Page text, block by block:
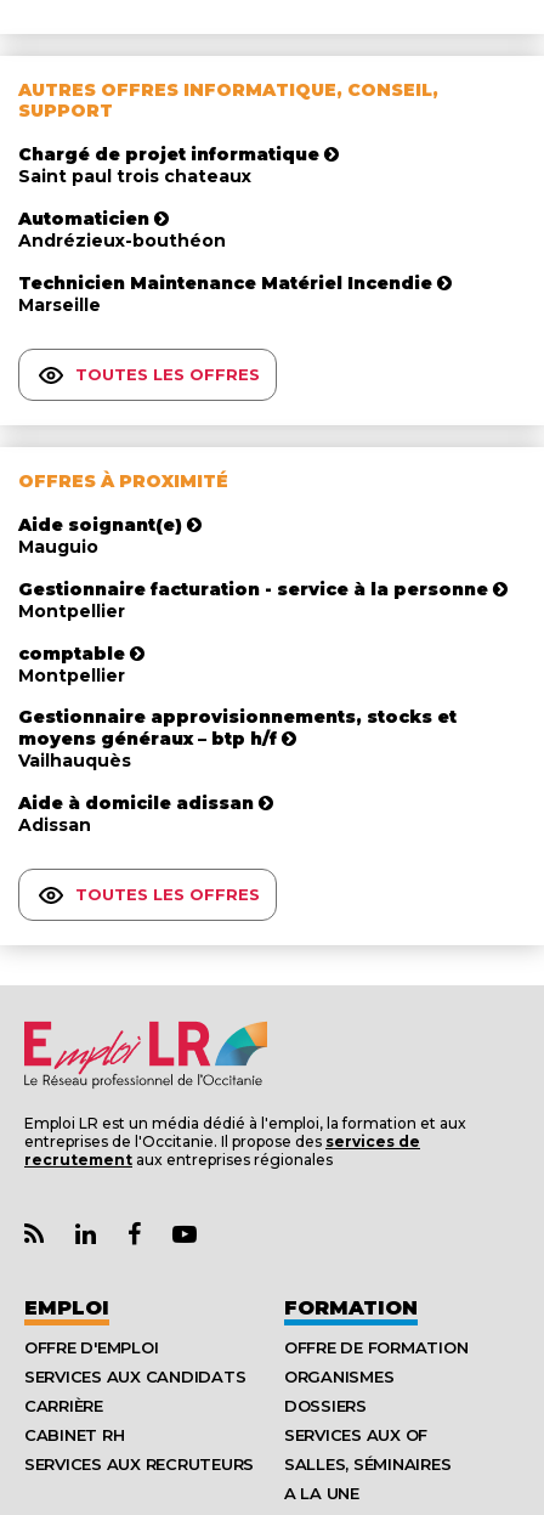
AUTRES OFFRES INFORMATIQUE, CONSEIL,
SUPPORT
Chargé de projet informatique
Saint paul trois chateaux
Automaticien
Andrézieux-bouthéon
Technicien Maintenance Matériel Incendie
Marseille
TOUTES LES OFFRES
OFFRES À PROXIMITÉ
Aide soignant(e)
Mauguio
Gestionnaire facturation - service à la personne
Montpellier
comptable
Montpellier
Gestionnaire approvisionnements, stocks et
moyens généraux – btp h/f
Vailhauquès
Aide à domicile adissan
Adissan
TOUTES LES OFFRES
Emploi LR est un média dédié à l'emploi, la formation et aux
entreprises de l'Occitanie. Il propose des services de
recrutement aux entreprises régionales
EMPLOI
OFFRE D'EMPLOI
SERVICES AUX CANDIDATS
CARRIÈRE
CABINET RH
SERVICES AUX RECRUTEURS
FORMATION
OFFRE DE FORMATION
ORGANISMES
DOSSIERS
SERVICES AUX OF
SALLES, SÉMINAIRES
A LA UNE